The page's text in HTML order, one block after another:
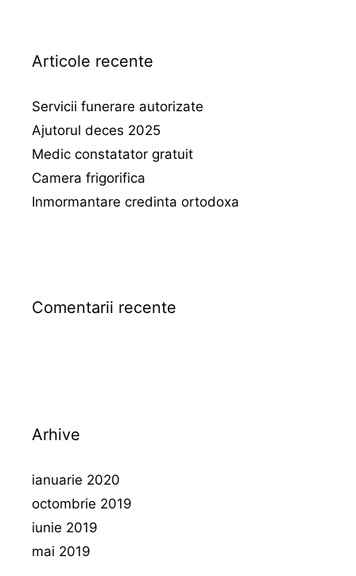
Articole recente
Servicii funerare autorizate
Ajutorul deces 2025
Medic constatator gratuit
Camera frigorifica
Inmormantare credinta ortodoxa
Comentarii recente
Arhive
ianuarie 2020
octombrie 2019
iunie 2019
mai 2019